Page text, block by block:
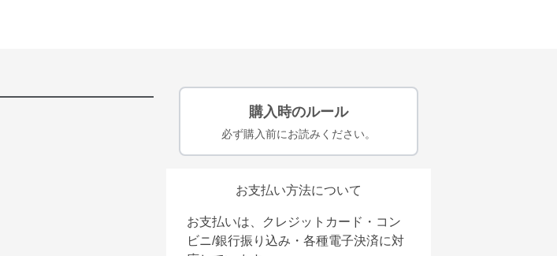
購入時のルール
必ず購入前にお読みください。
お支払い方法について
お支払いは、クレジットカード・コン
ビニ/銀行振り込み・各種電子決済に対